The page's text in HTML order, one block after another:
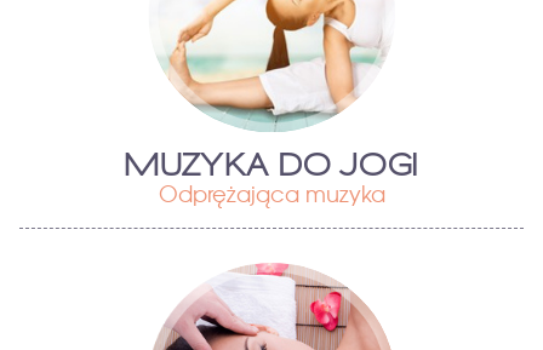
MUZYKA DO JOGI
Odprężająca muzyka